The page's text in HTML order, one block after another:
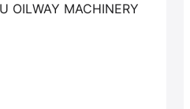
OILWAY MACHINERY